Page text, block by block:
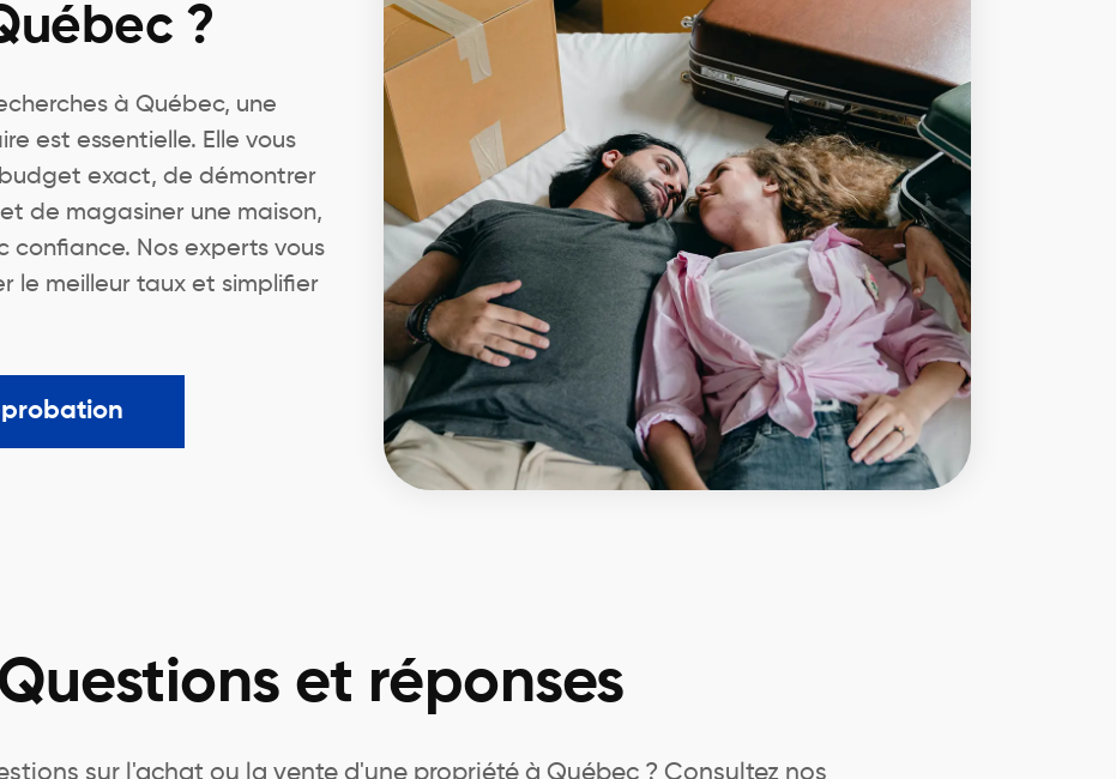
?
à Québec, une
est essentielle. Elle vous
exact, de démontrer
de magasiner une maison,
confiance. Nos experts vous
le meilleur taux et simplifier
et réponses
sur l'achat ou la vente d'une propriété à Québec ? Consultez nos